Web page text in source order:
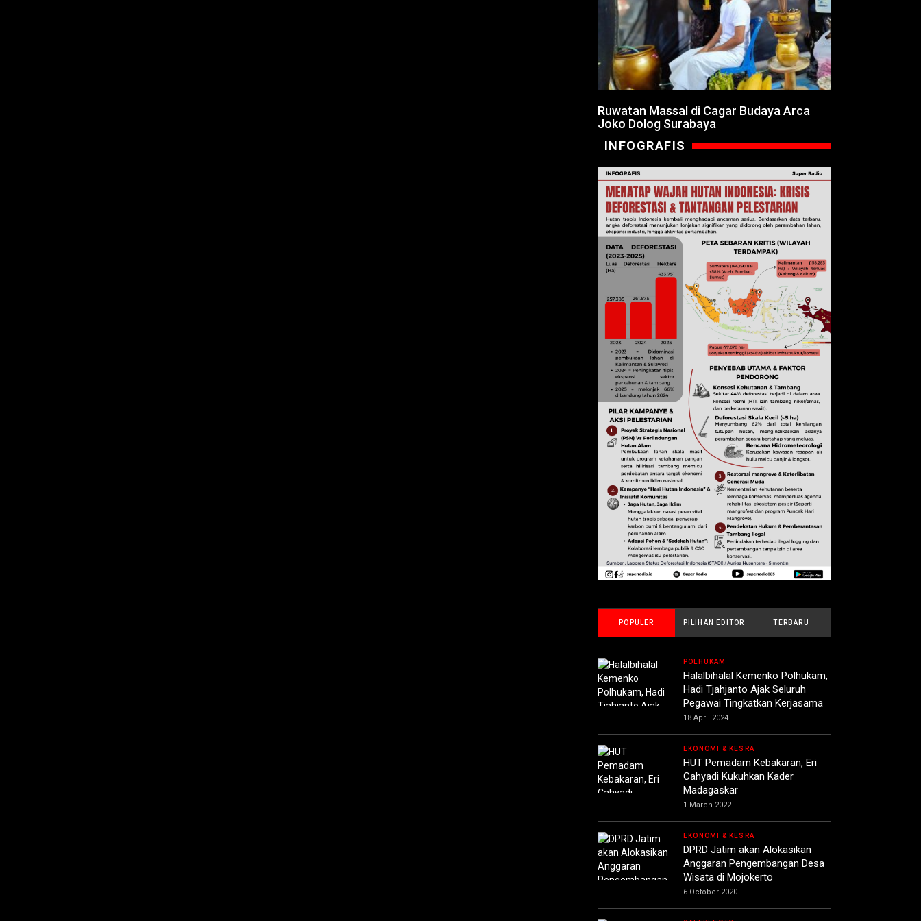
Ruwatan Massal di Cagar Budaya Arca
Joko Dolog Surabaya
INFOGRAFIS
POPULER PILIHAN EDITOR TERBARU
POLHUKAM
Halalbihalal Kemenko Polhukam,
Hadi Tjahjanto Ajak Seluruh
Pegawai Tingkatkan Kerjasama
18 April 2024
EKONOMI & KESRA
HUT Pemadam Kebakaran, Eri
Cahyadi Kukuhkan Kader
Madagaskar
1 March 2022
EKONOMI & KESRA
DPRD Jatim akan Alokasikan
Anggaran Pengembangan Desa
Wisata di Mojokerto
6 October 2020